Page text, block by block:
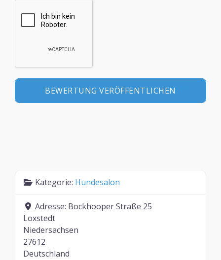
Kategorie: Hundesalon
Adresse: Bockhooper Straße 25
Loxstedt
Niedersachsen
27612
Deutschland